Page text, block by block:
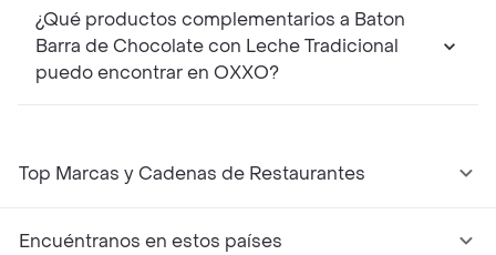
¿Qué productos complementarios a Baton
Barra de Chocolate con Leche Tradicional
puedo encontrar en OXXO?
Top Marcas y Cadenas de Restaurantes
Encuéntranos en estos países